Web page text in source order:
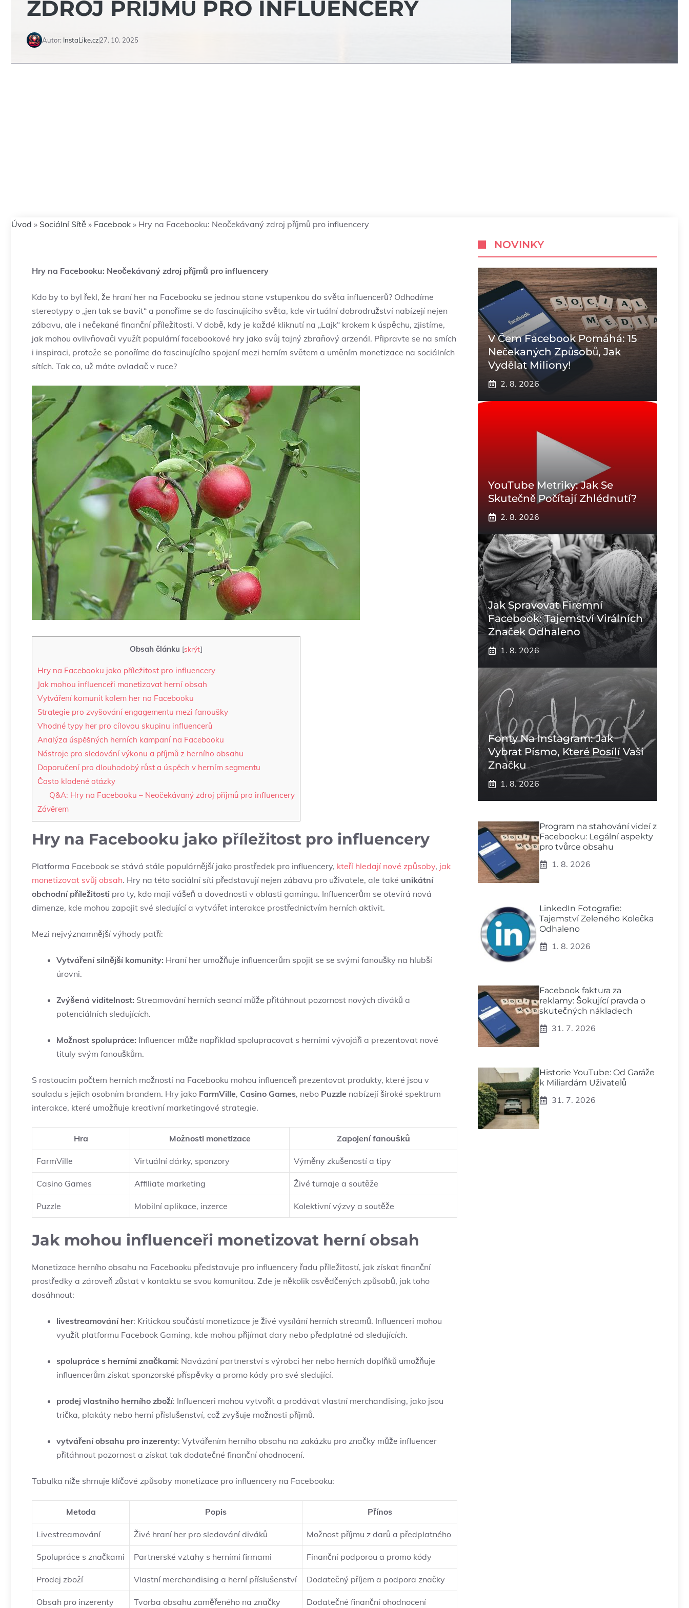
ZDROJ PŘÍJMŮ PRO INFLUENCERY
Autor: InstaLike.cz27. 10. 2025
Úvod » Sociální Sítě » Facebook » Hry na Facebooku: Neočekávaný zdroj příjmů pro influencery
Hry na Facebooku: Neočekávaný zdroj příjmů pro influencery
Kdo by to byl řekl, že hraní her na Facebooku se jednou stane vstupenkou do světa influencerů? Odhodíme
stereotypy o „jen tak se bavit“ a ponoříme se do fascinujícího světa, kde virtuální dobrodružství nabízejí nejen
zábavu, ale i nečekané finanční příležitosti. V době, kdy je každé kliknutí na „Lajk“ krokem k úspěchu, zjistíme,
jak mohou ovlivňovači využít populární facebookové hry jako svůj tajný zbraňový arzenál. Připravte se na smích
i inspiraci, protože se ponoříme do fascinujícího spojení mezi herním světem a uměním monetizace na sociálních
sítích. Tak co, už máte ovladač v ruce?
Obsah článku [skrýt]
Hry na Facebooku jako příležitost pro influencery
Jak mohou influenceři monetizovat herní obsah
Vytváření komunit kolem her na Facebooku
Strategie pro zvyšování engagementu mezi fanoušky
Vhodné typy her pro cílovou skupinu influencerů
Analýza úspěšných herních kampaní na Facebooku
Nástroje pro sledování výkonu a příjmů z herního obsahu
Doporučení pro dlouhodobý růst a úspěch v herním segmentu
Často kladené otázky
Q&A: Hry na Facebooku – Neočekávaný zdroj příjmů pro influencery
Závěrem
Hry na Facebooku jako příležitost pro influencery
Platforma Facebook se stává stále populárnější jako prostředek pro influencery, kteří hledají nové způsoby, jak
monetizovat svůj obsah. Hry na této sociální síti představují nejen zábavu pro uživatele, ale také unikátní
obchodní příležitosti pro ty, kdo mají vášeň a dovednosti v oblasti gamingu. Influencerům se otevírá nová
dimenze, kde mohou zapojit své sledující a vytvářet interakce prostřednictvím herních aktivit.
Mezi nejvýznamnější výhody patří:
Vytváření silnější komunity: Hraní her umožňuje influencerům spojit se se svými fanoušky na hlubší
úrovni.
Zvýšená viditelnost: Streamování herních seancí může přitáhnout pozornost nových diváků a
potenciálních sledujících.
Možnost spolupráce: Influencer může například spolupracovat s herními vývojáři a prezentovat nové
tituly svým fanouškům.
S rostoucím počtem herních možností na Facebooku mohou influenceři prezentovat produkty, které jsou v
souladu s jejich osobním brandem. Hry jako FarmVille, Casino Games, nebo Puzzle nabízejí široké spektrum
interakce, které umožňuje kreativní marketingové strategie.
Hra Možnosti monetizace Zapojení fanoušků
FarmVille Virtuální dárky, sponzory Výměny zkušeností a tipy
Casino Games Affiliate marketing Živé turnaje a soutěže
Puzzle Mobilní aplikace, inzerce Kolektivní výzvy a soutěže
Jak mohou influenceři monetizovat herní obsah
Monetizace herního obsahu na Facebooku představuje pro influencery řadu příležitostí, jak získat finanční
prostředky a zároveň zůstat v kontaktu se svou komunitou. Zde je několik osvědčených způsobů, jak toho
dosáhnout:
livestreamování her: Kritickou součástí monetizace je živé vysílání herních streamů. Influenceri mohou
využít platformu Facebook Gaming, kde mohou přijímat dary nebo předplatné od sledujících.
spolupráce s herními značkami: Navázání partnerství s výrobci her nebo herních doplňků umožňuje
influencerům získat sponzorské příspěvky a promo kódy pro své sledující.
prodej vlastního herního zboží: Influenceri mohou vytvořit a prodávat vlastní merchandising, jako jsou
trička, plakáty nebo herní příslušenství, což zvyšuje možnosti příjmů.
vytváření obsahu pro inzerenty: Vytvářením herního obsahu na zakázku pro značky může influencer
přitáhnout pozornost a získat tak dodatečné finanční ohodnocení.
Tabulka níže shrnuje klíčové způsoby monetizace pro influencery na Facebooku:
Metoda Popis Přínos
Livestreamování Živé hraní her pro sledování diváků Možnost příjmu z darů a předplatného
Spolupráce s značkami Partnerské vztahy s herními firmami Finanční podporou a promo kódy
Prodej zboží Vlastní merchandising a herní příslušenství Dodatečný příjem a podpora značky
Obsah pro inzerenty Tvorba obsahu zaměřeného na značky Dodatečné finanční ohodnocení
NOVINKY
V Čem Facebook Pomáhá: 15
Nečekaných Způsobů, Jak
Vydělat Miliony!
2. 8. 2026
YouTube Metriky: Jak Se
Skutečně Počítají Zhlédnutí?
2. 8. 2026
Jak Spravovat Firemní
Facebook: Tajemství Virálních
Značek Odhaleno
1. 8. 2026
Fonty Na Instagram: Jak
Vybrat Písmo, Které Posílí Vaši
Značku
1. 8. 2026
Program na stahování videí z
Facebooku: Legální aspekty
pro tvůrce obsahu
1. 8. 2026
LinkedIn Fotografie:
Tajemství Zeleného Kolečka
Odhaleno
1. 8. 2026
Facebook faktura za
reklamy: Šokující pravda o
skutečných nákladech
31. 7. 2026
Historie YouTube: Od Garáže
k Miliardám Uživatelů
31. 7. 2026